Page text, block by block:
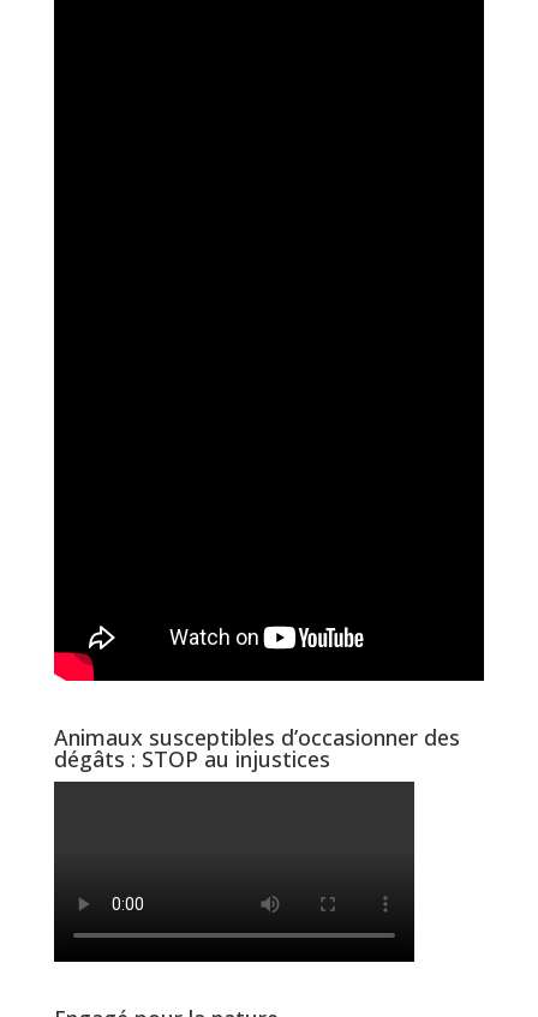
Animaux susceptibles d’occasionner des
dégâts : STOP au injustices